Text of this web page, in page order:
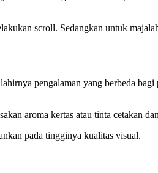
scroll. Sedangkan untuk
pengalaman yang berbeda
aroma kertas atau tinta cetakan
pada tingginya kualitas visual.